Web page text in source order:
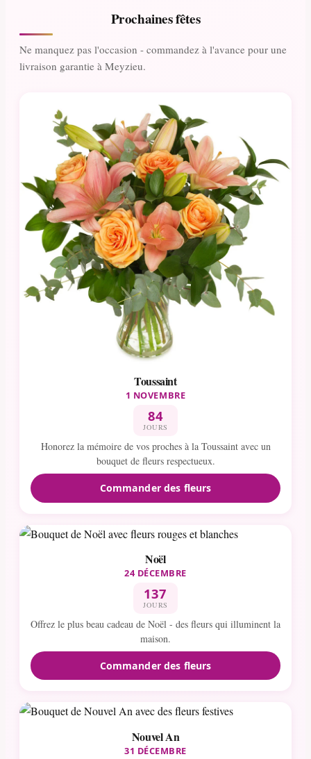
Prochaines fêtes
Ne manquez pas l'occasion - commandez à l'avance pour une
livraison garantie à Meyzieu.
Toussaint
1 NOVEMBRE
84
JOURS
Honorez la mémoire de vos proches à la Toussaint avec un
bouquet de fleurs respectueux.
Commander des fleurs
Noël
24 DÉCEMBRE
137
JOURS
Offrez le plus beau cadeau de Noël - des fleurs qui illuminent la
maison.
Commander des fleurs
Nouvel An
31 DÉCEMBRE